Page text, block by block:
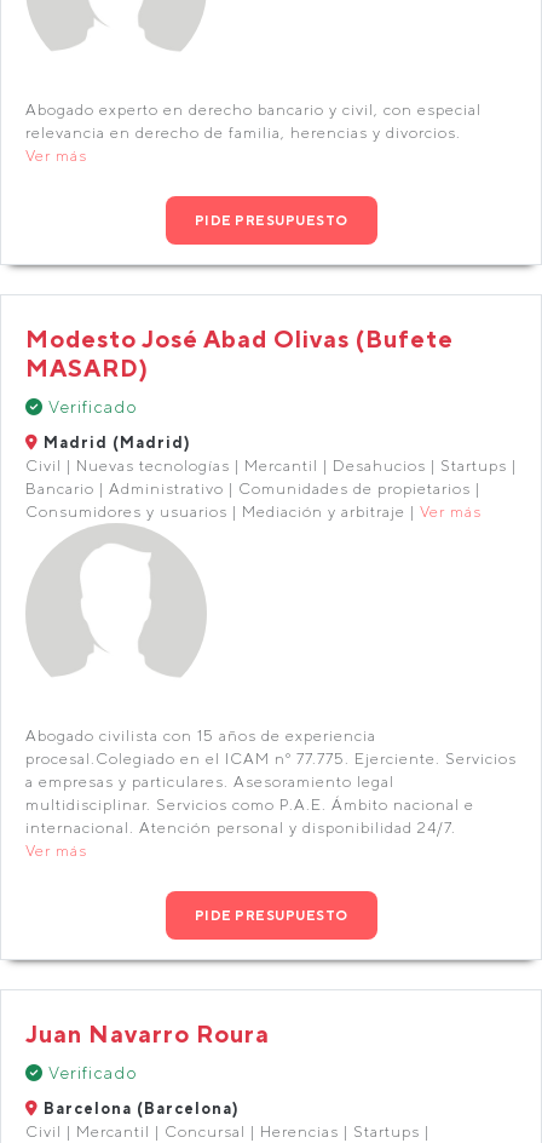
Abogado experto en derecho bancario y civil, con especial
relevancia en derecho de familia, herencias y divorcios.
Ver más
PIDE PRESUPUESTO
Modesto José Abad Olivas (Bufete
MASARD)
Verificado
Madrid (Madrid)
Civil | Nuevas tecnologías | Mercantil | Desahucios | Startups |
Bancario | Administrativo | Comunidades de propietarios |
Consumidores y usuarios | Mediación y arbitraje | Ver más
Abogado civilista con 15 años de experiencia
procesal.Colegiado en el ICAM nº 77.775. Ejerciente. Servicios
a empresas y particulares. Asesoramiento legal
multidisciplinar. Servicios como P.A.E. Ámbito nacional e
internacional. Atención personal y disponibilidad 24/7.
Ver más
PIDE PRESUPUESTO
Juan Navarro Roura
Verificado
Barcelona (Barcelona)
Civil | Mercantil | Concursal | Herencias | Startups |